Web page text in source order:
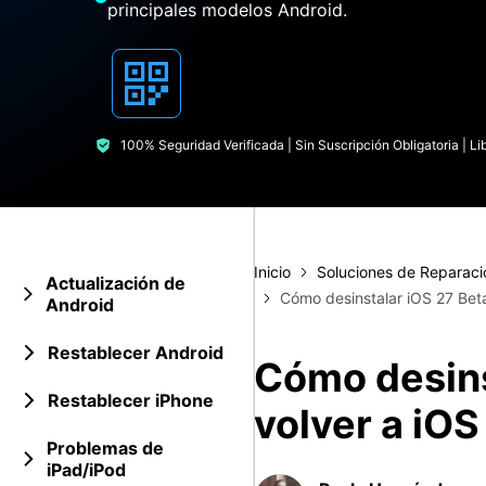
Transferir datos iPhone
Transferir datos Huawei
Transferir WhatsApp Business
principales modelos Android.
100% Seguridad Verificada | Sin Suscripción Obligatoria |
Actualización de
Android
Restablecer Android
Restablecer iPhone
Problemas de
iPad/iPod
Inicio
Soluciones de
Cómo desinstalar iOS 27
Cómo
volver a